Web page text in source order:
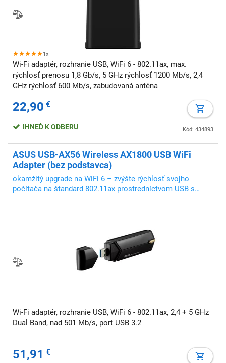
1x
Wi-Fi adaptér, rozhranie USB, WiFi 6 - 802.11ax, max.
rýchlosť prenosu 1,8 Gb/s, 5 GHz rýchlosť 1200 Mb/s, 2,4
GHz rýchlosť 600 Mb/s, zabudovaná anténa
22,90 €
Kód: 434893
IHNEĎ K ODBERU
ASUS USB-AX56 Wireless AX1800 USB WiFi
Adapter (bez podstavca)
okamžitý upgrade na WiFi 6 – zvýšte rýchlosť svojho
počítača na štandard 802.11ax prostredníctvom USB s
Wi-Fi adaptér, rozhranie USB, WiFi 6 - 802.11ax, 2,4 + 5 GHz
Dual Band, nad 501 Mb/s, port USB 3.2
51,91 €